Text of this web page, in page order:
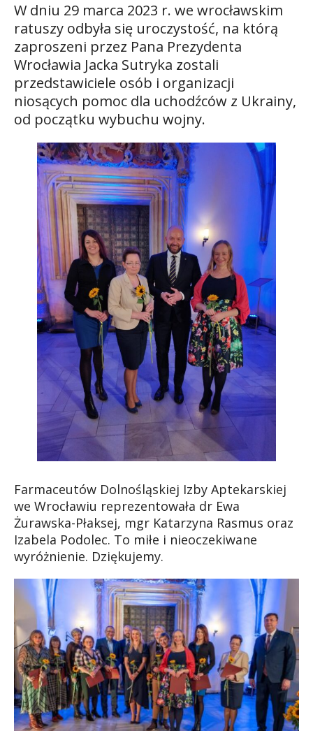
W dniu 29 marca 2023 r. we wrocławskim
ratuszy odbyła się uroczystość, na którą
zaproszeni przez Pana Prezydenta
Wrocławia Jacka Sutryka zostali
przedstawiciele osób i organizacji
niosących pomoc dla uchodźców z Ukrainy,
od początku wybuchu wojny.
Farmaceutów Dolnośląskiej Izby Aptekarskiej
we Wrocławiu reprezentowała dr Ewa
Żurawska-Płaksej, mgr Katarzyna Rasmus oraz
Izabela Podolec. To miłe i nieoczekiwane
wyróżnienie. Dziękujemy.